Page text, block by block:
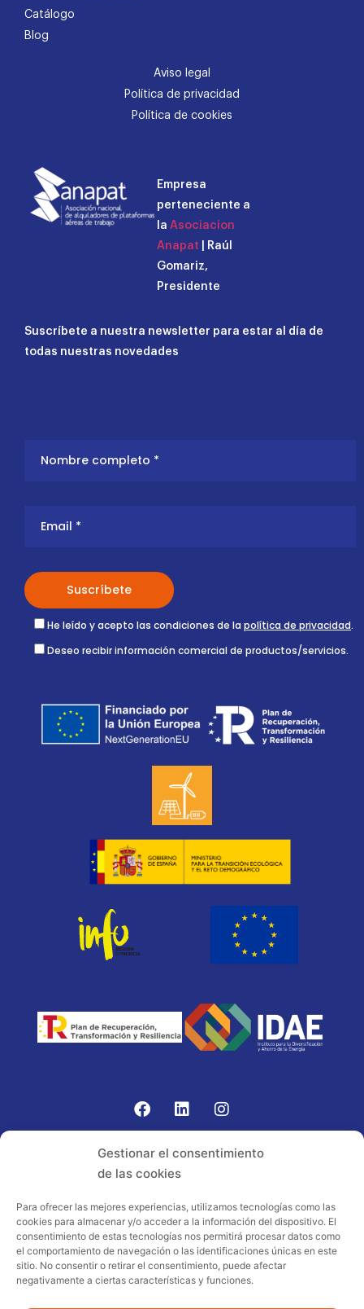
Gestionar el consentimiento
de las cookies
Para ofrecer las mejores experiencias, utilizamos tecnologías como las
cookies para almacenar y/o acceder a la información del dispositivo. El
consentimiento de estas tecnologías nos permitirá procesar datos como
el comportamiento de navegación o las identificaciones únicas en este
sitio. No consentir o retirar el consentimiento, puede afectar
negativamente a ciertas características y funciones.
Catálogo
Blog
Aviso legal
Política de privacidad
Política de cookies
Empresa
perteneciente a
la Asociacion
Anapat | Raúl
Gomariz,
Presidente
Suscríbete a nuestra newsletter para estar al día de
todas nuestras novedades
He leído y acepto las condiciones de la política de privacidad.
Deseo recibir información comercial de productos/servicios.
Proyecto acogido al programa de
incentivos ligados al autoconsumo y
almacenamiento, con fuentes de energía
renovables, así como a la implantación